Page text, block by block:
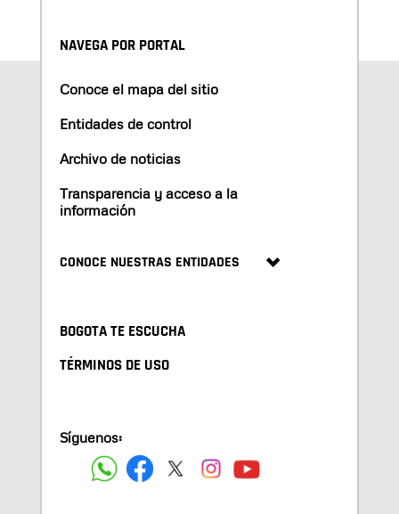
NAVEGA POR PORTAL
Conoce el mapa del sitio
Entidades de control
Archivo de noticias
Transparencia y acceso a la
información
CONOCE NUESTRAS ENTIDADES
BOGOTA TE ESCUCHA
TÉRMINOS DE USO
Síguenos: